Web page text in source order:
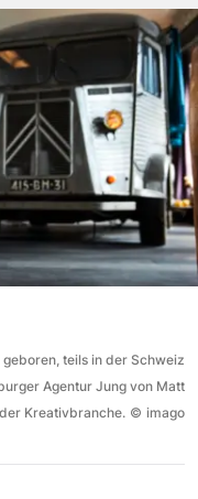
teils in der Schweiz
Agentur Jung von Matt
Kreativbranche. © imago